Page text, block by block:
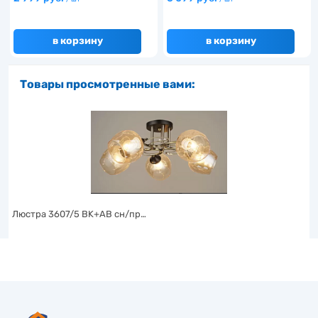
в корзину в корзину
Товары просмотренные вами:
Люстра 3607/5 BK+AB сн/пр…